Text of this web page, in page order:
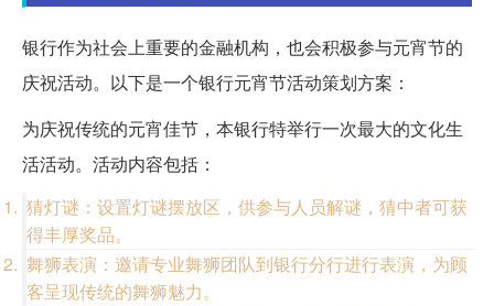
银行作为社会上重要的金融机构，也会积极参与元宵节的
庆祝活动。以下是一个银行元宵节活动策划方案：
为庆祝传统的元宵佳节，本银行特举行一次最大的文化生
活活动。活动内容包括：
猜灯谜：设置灯谜摆放区，供参与人员解谜，猜中者可获
得丰厚奖品。
舞狮表演：邀请专业舞狮团队到银行分行进行表演，为顾
客呈现传统的舞狮魅力。